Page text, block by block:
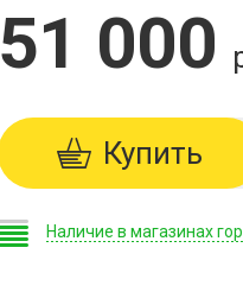
51 000
Купить
Наличие в магазинах